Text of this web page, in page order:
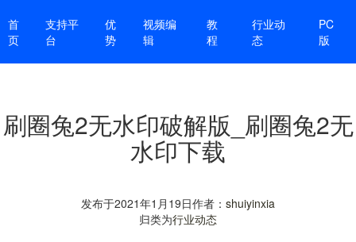
首
页
支持平
台
优
势
视频编
辑
教
程
行业动
态
PC
版
刷圈兔2无水印破解版_刷圈兔2无
水印下载
发布于2021年1月19日作者： shuiyinxia
归类为行业动态